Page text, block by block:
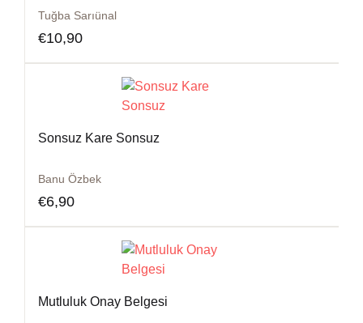
Tuğba Sarıünal
€10,90
Sonsuz Kare Sonsuz
Banu Özbek
€6,90
Mutluluk Onay Belgesi